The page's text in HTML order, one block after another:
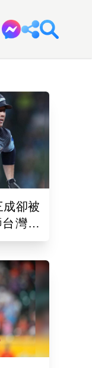
新聞網
成卻被
灣重
原因